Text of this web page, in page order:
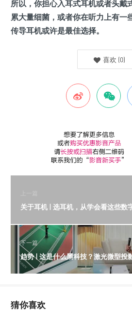
所以，你担心入耳式耳机或者头戴
累大量细菌，或者你在听力上有一
传导耳机或许是最佳选择。
喜欢 (0)
上一篇
关于耳机 | 选耳机，从学会看这些数
下一篇
趋势 | 这是什么黑科技？激光微型投
猜你喜欢